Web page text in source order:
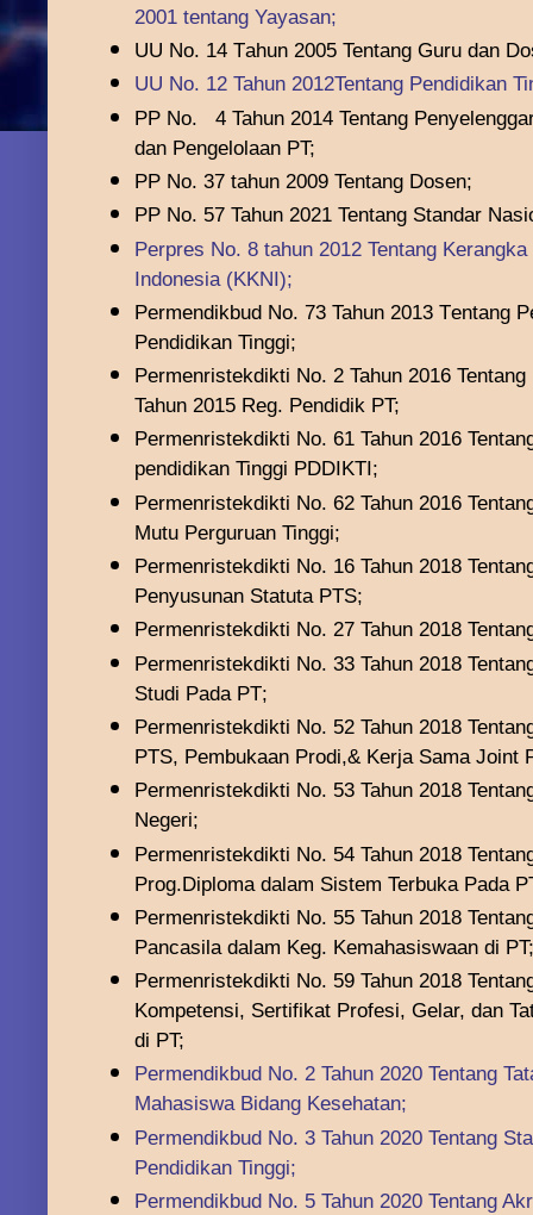
2001 tentang Yayasan;
UU No. 14 Tahun 2005 Tentang Guru dan
UU No. 12 Tahun 2012Tentang Pendidikan
PP No.
4 Tahun 2014 Tentang
dan Pengelolaan PT;
PP No. 37 tahun 2009 Tentang Dosen;
PP No. 57 Tahun 2021 Tentang Standar N
Perpres No. 8 tahun 2012 Tentang
Indonesia (KKNI);
Permendikbud No. 73 Tahun 2013 Tentang
Pendidikan Tinggi;
Permenristekdikti No. 2 Tahun 2016 Tentang
Tahun 2015 Reg. Pendidik PT;
Permenristekdikti No. 61 Tahun 2016
pendidikan Tinggi PDDIKTI;
Permenristekdikti No. 62 Tahun 2016
Mutu Perguruan Tinggi;
Permenristekdikti No. 16 Tahun 2018
Penyusunan Statuta PTS;
Permenristekdikti No. 27 Tahun 2018
Permenristekdikti No. 33 Tahun 2018
Studi Pada PT;
Permenristekdikti No. 52 Tahun 2018
PTS, Pembukaan Prodi,& Kerja Sama Joint
Permenristekdikti No. 53 Tahun 2018
Negeri;
Permenristekdikti No. 54 Tahun 2018
Prog.Diploma dalam Sistem Terbuka Pada
Permenristekdikti No. 55 Tahun 2018
Pancasila dalam Keg. Kemahasiswaan di PT;
Permenristekdikti No. 59 Tahun 2018
Kompetensi, Sertifikat Profesi, Gelar, dan
di PT;
Permendikbud No. 2 Tahun 2020 Tentang
Mahasiswa Bidang Kesehatan;
Permendikbud No. 3 Tahun 2020 Tentang
Pendidikan Tinggi;
Permendikbud No. 5 Tahun 2020 Tentang